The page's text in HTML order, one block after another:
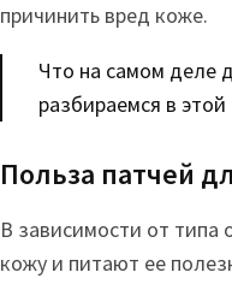
причинить вред коже.
Что на самом деле
разбираемся в этой
Польза патчей
В зависимости от типа
кожу и питают ее